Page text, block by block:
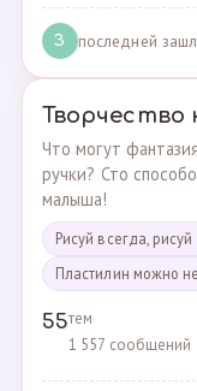
З последней
Творчество
Что могут
ручки? Сто
малыша!
Рисуй всегда,
Пластилин можно не
55тем
1 557 сообщений